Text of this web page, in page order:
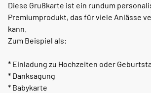
Diese Grußkarte ist ein rundum
Premiumprodukt, das für viele Anlässe
kann.
Zum Beispiel als:
* Einladung zu Hochzeiten oder
* Danksagung
* Babykarte